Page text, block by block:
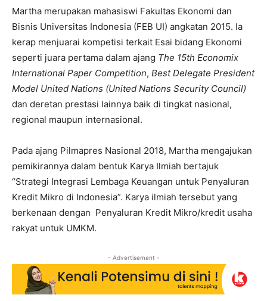
Martha merupakan mahasiswi Fakultas Ekonomi dan
Bisnis Universitas Indonesia (FEB UI) angkatan 2015. Ia
kerap menjuarai kompetisi terkait Esai bidang Ekonomi
seperti juara pertama dalam ajang The 15th Economix
International Paper Competition, Best Delegate President
Model United Nations (United Nations Security Council)
dan deretan prestasi lainnya baik di tingkat nasional,
regional maupun internasional.
Pada ajang Pilmapres Nasional 2018, Martha mengajukan
pemikirannya dalam bentuk Karya Ilmiah bertajuk
“Strategi Integrasi Lembaga Keuangan untuk Penyaluran
Kredit Mikro di Indonesia”. Karya ilmiah tersebut yang
berkenaan dengan Penyaluran Kredit Mikro/kredit usaha
rakyat untuk UMKM.
- Advertisement -